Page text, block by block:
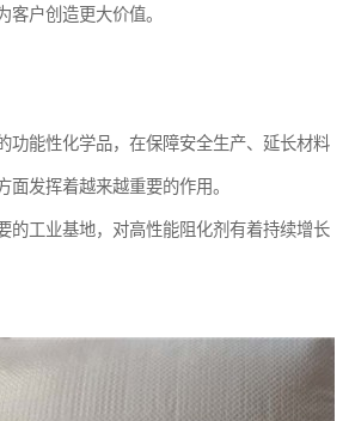
客户创造更大价值。
功能性化学品，在保障安全生产、延长材料
面发挥着越来越重要的作用。
的工业基地，对高性能阻化剂有着持续增长